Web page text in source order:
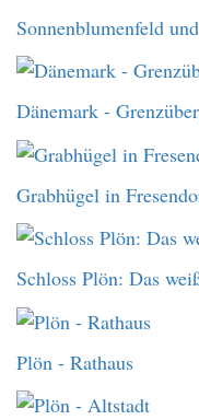
Sonnenblumenfeld
Dänemark -
Grabhügel in
Schloss Plön: Das
Plön - Rathaus